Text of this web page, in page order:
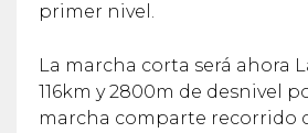
primer nivel.
La marcha corta será ahora
116km y 2800m de desnivel
marcha comparte recorrido